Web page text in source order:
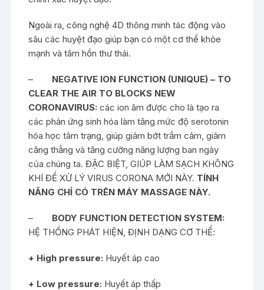
Ngoài ra, công nghệ 4D thông minh tác động vào
sâu các huyệt đạo giúp bạn có một cơ thể khỏe
mạnh và tâm hồn thư thái.
– NEGATIVE ION FUNCTION (UNIQUE) – TO
CLEAR THE AIR TO BLOCKS NEW
CORONAVIRUS:các ion âm được cho là tạo ra
các phản ứng sinh hóa làm tăng mức độ serotonin
hóa học tâm trạng, giúp giảm bớt trầm cảm, giảm
căng thẳng và tăng cường năng lượng ban ngày
của chúng ta. ĐẶC BIỆT, GIÚP LÀM SẠCH KHÔNG
KHÍ ĐỂ XỬ LÝ VIRUS CORONA MỚI NÀY. TÍNH
NĂNG CHỈ CÓ TRÊN MÁY MASSAGE NÀY.
– BODY FUNCTION DETECTION SYSTEM:
HỆ THỐNG PHÁT HIỆN, ĐỊNH DẠNG CƠ THỂ:
+ High pressure: Huyết áp cao
+ Low pressure: Huyết áp thấp